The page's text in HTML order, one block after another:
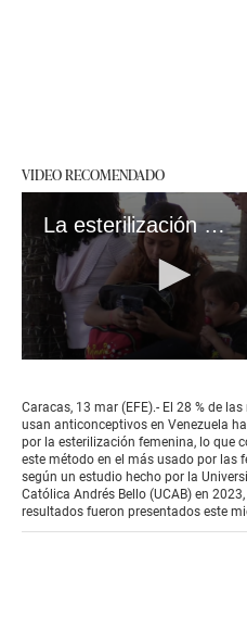
VIDEO RECOMENDADO
La esterilización es el anticonceptivo más usado por mujeres en Venezuela
of
2
minutes,
2
seconds
Caracas, 13 mar (EFE).- El 28 % de
usan anticonceptivos en Venezuela
por la esterilización femenina, lo que
este método en el más usado por las
según un estudio hecho por la
Católica Andrés Bello (UCAB) en
resultados fueron presentados este